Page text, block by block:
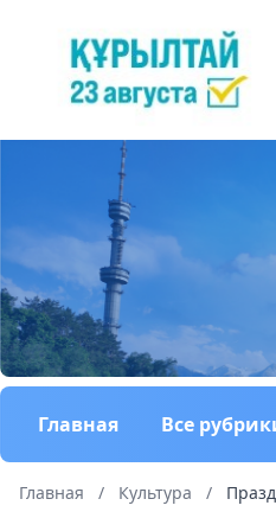
Главная Все
Главная / Культура /